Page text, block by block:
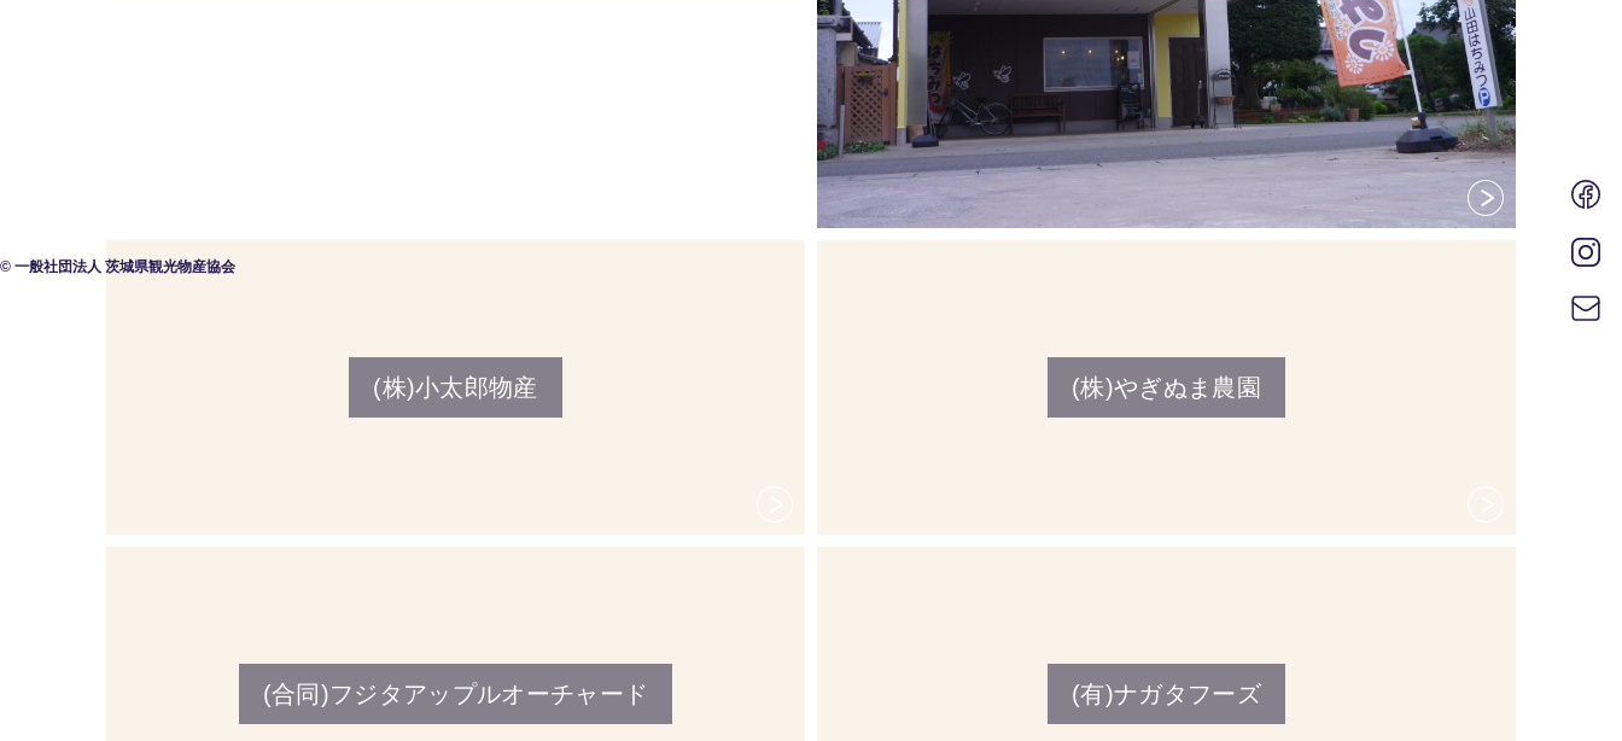
(株)小太郎物産 (株)やぎぬま農園
(合同)フジタアップルオーチャード (有)ナガタフーズ
© 一般社団法人 茨城県観光物産協会